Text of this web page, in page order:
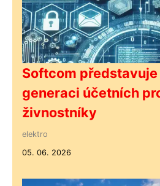
Softcom
generaci účetních
živnostníky
elektro
05. 06. 2026